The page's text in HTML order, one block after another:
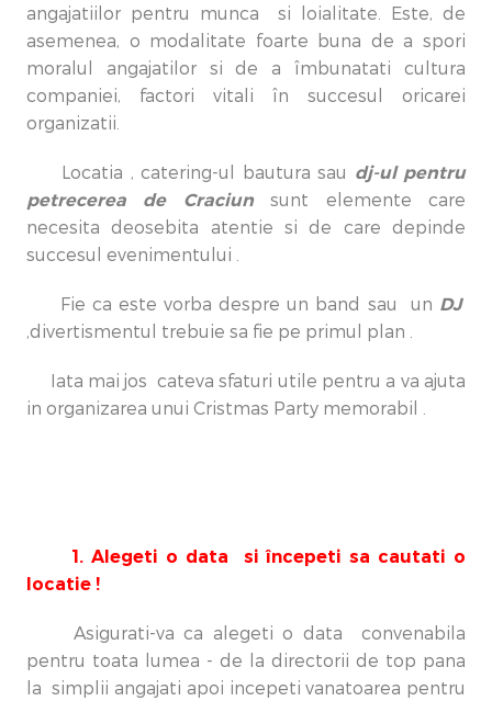
angajatiilor pentru munca si loialitate. Este, de
asemenea, o modalitate foarte buna de a spori
moralul angajatilor si de a îmbunatati cultura
companiei, factori vitali în succesul oricarei
organizatii.
Locatia , catering-ul bautura sau dj-ul pentru
petrecerea de Craciunsunt elemente care
necesita deosebita atentie si de care depinde
succesul evenimentului .
Fie ca este vorba despre un band sau un DJ
,divertismentul trebuie sa fie pe primul plan .
Iata mai jos cateva sfaturi utile pentru a va ajuta
in organizarea unui Cristmas Party memorabil .
1. Alegeti o data si începeti sa cautati o
locatie !
Asigurati-va ca alegeti o data convenabila
pentru toata lumea - de la directorii de top pana
la simplii angajati apoi incepeti vanatoarea pentru